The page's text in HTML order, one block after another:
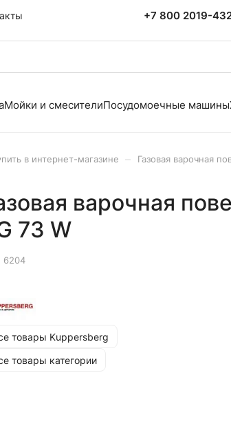
+7 800 2019-
Мойки и смесителиПосудомоечные машины
в интернет-магазине Газовая варочная
варочная
73 W
6204
товары Kuppersberg
товары категории